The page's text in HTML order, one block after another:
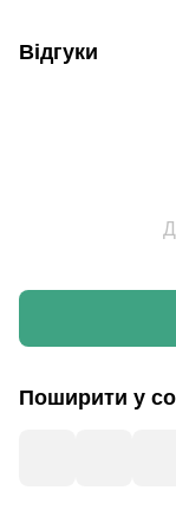
Відгуки
Поширити у